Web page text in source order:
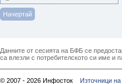
Данните от сесията на БФБ се
са влезли с потребителското си име и
© 2007 - 2026 Инфосток Източници